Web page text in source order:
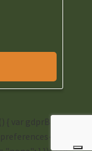
var gdprBanner =
header");